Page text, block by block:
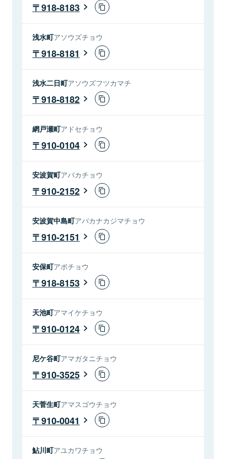
918-8183
浅水町アソウズチョウ
918-8181
浅水二日町アソウズフツカマチ
918-8182
網戸瀬町アドセチョウ
910-0104
安波賀町アバカチョウ
910-2152
安波賀中島町アバカナカジマチョウ
910-2151
安保町アボチョウ
918-8153
天池町アマイケチョウ
910-0124
尼ケ谷町アマガタニチョウ
910-3525
天菅生町アマスゴウチョウ
910-0041
鮎川町アユカワチョウ